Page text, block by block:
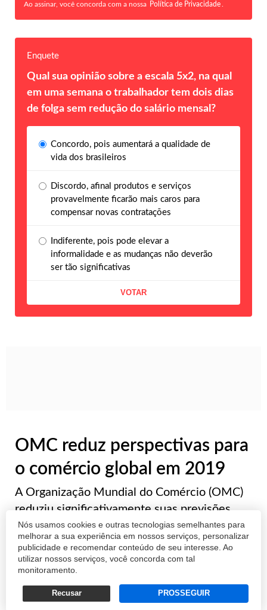
Nós usamos cookies e outras tecnologias semelhantes para
melhorar a sua experiência em nossos serviços, personalizar
publicidade e recomendar conteúdo de seu interesse. Ao
utilizar nossos serviços, você concorda com tal
monitoramento.
Recusar PROSSEGUIR
Ao assinar, você concorda com a nossa Política de Privacidade
Enquete
Qual sua opinião sobre a escala 5x2, na qual
em uma semana o trabalhador tem dois dias
de folga sem redução do salário mensal?
Concordo, pois aumentará a qualidade de
vida dos brasileiros
Discordo, afinal produtos e serviços
provavelmente ficarão mais caros para
compensar novas contratações
Indiferente, pois pode elevar a
informalidade e as mudanças não deverão
ser tão significativas
OMC reduz perspectivas para
o comércio global em 2019
A Organização Mundial do Comércio (OMC)
reduziu significativamente suas previsões
para o comércio global neste ano devido à
disputa comercial entre Estados Unidos e
China, além de outros fatores. A organização
espera que o volume de comércio de merca...